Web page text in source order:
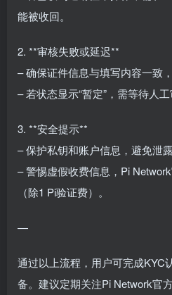
能被收回。
2. **审核失败或延迟**
– 确保证件信息与填写内容一致
– 若状态显示“暂定”，需等待人
3. **安全提示**
– 保护私钥和账户信息，避免泄露
– 警惕虚假收费信息，Pi
（除1 Pi验证费）。
—
通过以上流程，用户可完成KYC
备。建议定期关注Pi Network官